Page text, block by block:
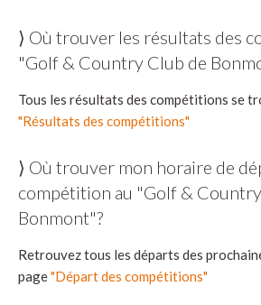
⟩ Où trouver les résultats des
"Golf & Country Club de
Tous les résultats des compétitions se
"Résultats des compétitions"
⟩ Où trouver mon horaire de
compétition au "Golf &
Bonmont"?
Retrouvez tous les départs des
page"Départ des compétitions"